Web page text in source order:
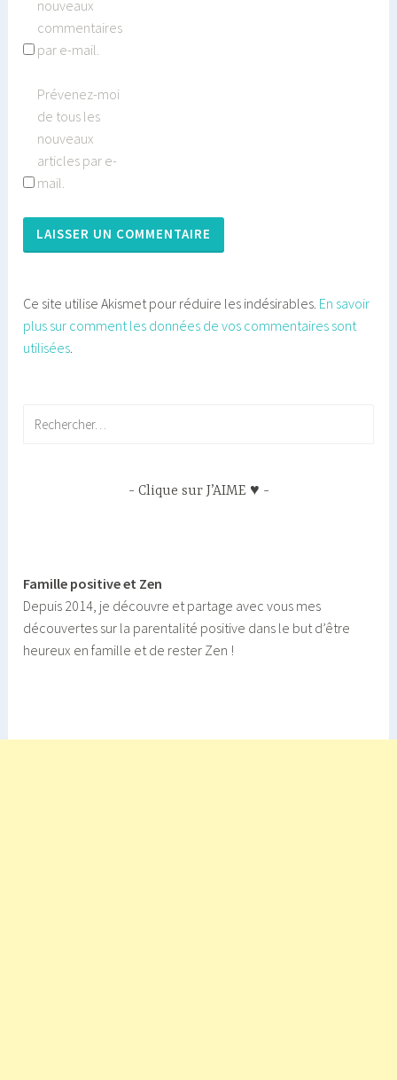
nouveaux
commentaires
par e-mail.
Prévenez-moi
de tous les
nouveaux
articles par e-
mail.
Ce site utilise Akismet pour réduire les indésirables. En savoir
plus sur comment les données de vos commentaires sont
utilisées.
Clique sur J’AIME ♥
Famille positive et Zen
Depuis 2014, je découvre et partage avec vous mes
découvertes sur la parentalité positive dans le but d’être
heureux en famille et de rester Zen !